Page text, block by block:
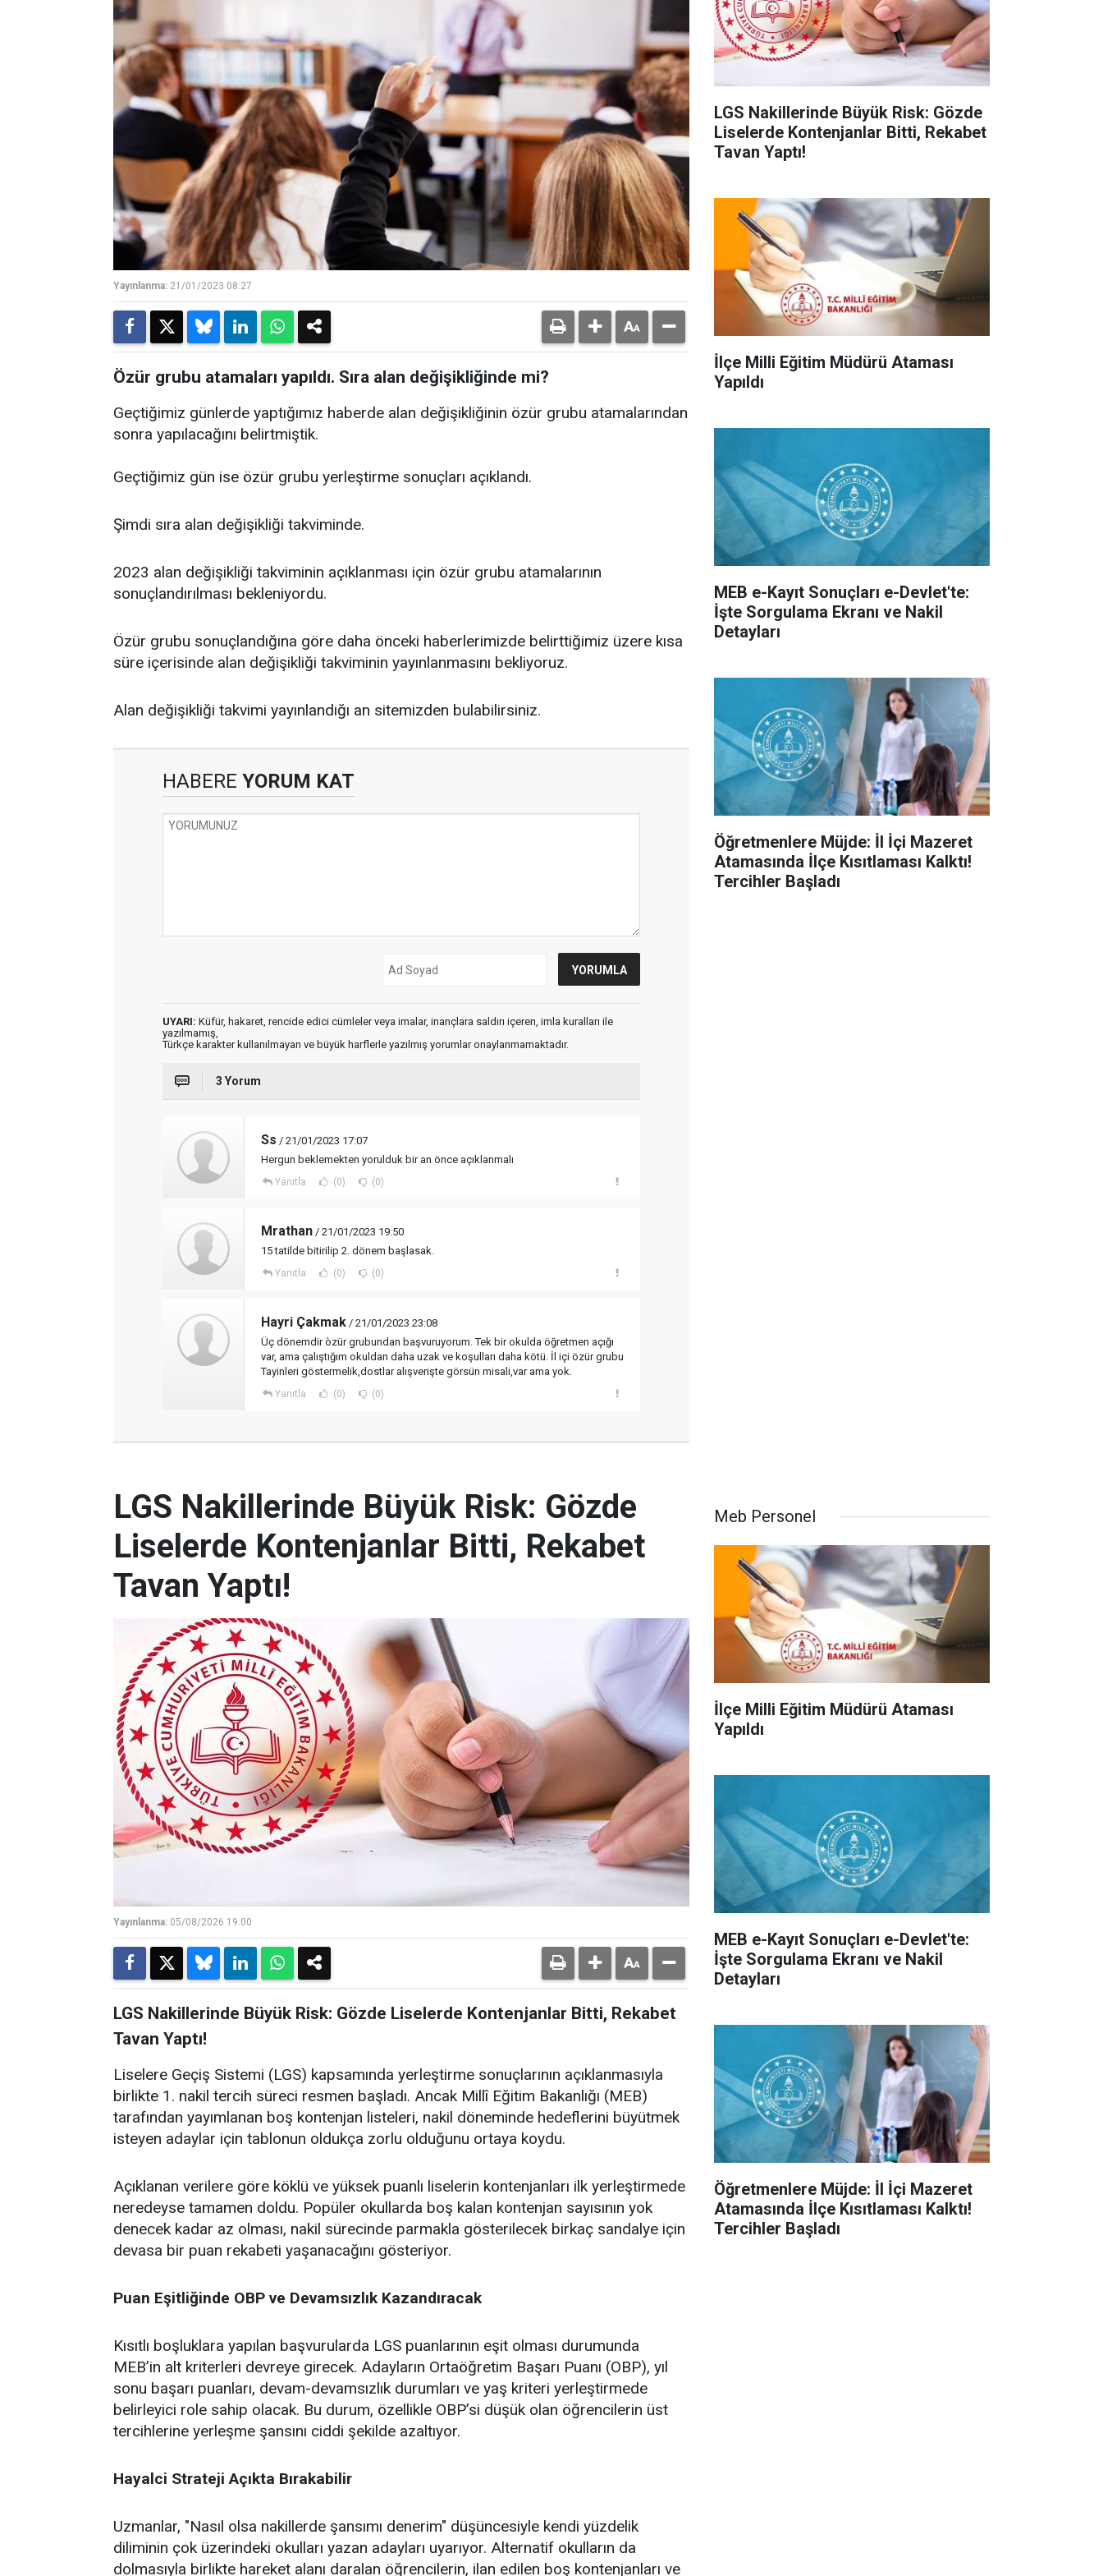
Yayınlanma: 21/01/2023 08:27
Özür grubu atamaları yapıldı. Sıra alan değişikliğinde mi?
Geçtiğimiz günlerde yaptığımız haberde alan değişikliğinin özür grubu atamalarından
sonra yapılacağını belirtmiştik.
Geçtiğimiz gün ise özür grubu yerleştirme sonuçları açıklandı.
Şimdi sıra alan değişikliği takviminde.
2023 alan değişikliği takviminin açıklanması için özür grubu atamalarının
sonuçlandırılması bekleniyordu.
Özür grubu sonuçlandığına göre daha önceki haberlerimizde belirttiğimiz üzere kısa
süre içerisinde alan değişikliği takviminin yayınlanmasını bekliyoruz.
Alan değişikliği takvimi yayınlandığı an sitemizden bulabilirsiniz.
HABERE YORUM KAT
UYARI: Küfür, hakaret, rencide edici cümleler veya imalar, inançlara saldırı içeren, imla kuralları ile
yazılmamış,
Türkçe karakter kullanılmayan ve büyük harflerle yazılmış yorumlar onaylanmamaktadır.
3 Yorum
Ss / 21/01/2023 17:07
Hergun beklemekten yorulduk bir an önce açıklanmalı
Yanıtla (0) (0)
Mrathan / 21/01/2023 19:50
15 tatilde bitirilip 2. dönem başlasak.
Yanıtla (0) (0)
Hayri Çakmak / 21/01/2023 23:08
Üç dönemdir òzür grubundan başvuruyorum. Tek bir okulda öğretmen açığı
var, ama çalıştığım okuldan daha uzak ve koşulları daha kötü. İl içi özür grubu
Tayinleri göstermelik,dostlar alışverişte görsün misali,var ama yok.
Yanıtla (0) (0)
LGS Nakillerinde Büyük Risk: Gözde
Liselerde Kontenjanlar Bitti, Rekabet
Tavan Yaptı!
İlçe Milli Eğitim Müdürü Ataması
Yapıldı
MEB e-Kayıt Sonuçları e-Devlet'te:
İşte Sorgulama Ekranı ve Nakil
Detayları
Öğretmenlere Müjde: İl İçi Mazeret
Atamasında İlçe Kısıtlaması Kalktı!
Tercihler Başladı
LGS Nakillerinde Büyük Risk: Gözde
Liselerde Kontenjanlar Bitti, Rekabet
Tavan Yaptı!
Yayınlanma: 05/08/2026 19:00
LGS Nakillerinde Büyük Risk: Gözde Liselerde Kontenjanlar Bitti, Rekabet
Tavan Yaptı!
Liselere Geçiş Sistemi (LGS) kapsamında yerleştirme sonuçlarının açıklanmasıyla
birlikte 1. nakil tercih süreci resmen başladı. Ancak Millî Eğitim Bakanlığı (MEB)
tarafından yayımlanan boş kontenjan listeleri, nakil döneminde hedeflerini büyütmek
isteyen adaylar için tablonun oldukça zorlu olduğunu ortaya koydu.
Açıklanan verilere göre köklü ve yüksek puanlı liselerin kontenjanları ilk yerleştirmede
neredeyse tamamen doldu. Popüler okullarda boş kalan kontenjan sayısının yok
denecek kadar az olması, nakil sürecinde parmakla gösterilecek birkaç sandalye için
devasa bir puan rekabeti yaşanacağını gösteriyor.
Puan Eşitliğinde OBP ve Devamsızlık Kazandıracak
Kısıtlı boşluklara yapılan başvurularda LGS puanlarının eşit olması durumunda
MEB’in alt kriterleri devreye girecek. Adayların Ortaöğretim Başarı Puanı (OBP), yıl
sonu başarı puanları, devam-devamsızlık durumları ve yaş kriteri yerleştirmede
belirleyici role sahip olacak. Bu durum, özellikle OBP’si düşük olan öğrencilerin üst
tercihlerine yerleşme şansını ciddi şekilde azaltıyor.
Hayalci Strateji Açıkta Bırakabilir
Uzmanlar, "Nasıl olsa nakillerde şansımı denerim" düşüncesiyle kendi yüzdelik
diliminin çok üzerindeki okulları yazan adayları uyarıyor. Alternatif okulların da
dolmasıyla birlikte hareket alanı daralan öğrencilerin, ilan edilen boş kontenjanları ve
Meb Personel
İlçe Milli Eğitim Müdürü Ataması
Yapıldı
MEB e-Kayıt Sonuçları e-Devlet'te:
İşte Sorgulama Ekranı ve Nakil
Detayları
Öğretmenlere Müjde: İl İçi Mazeret
Atamasında İlçe Kısıtlaması Kalktı!
Tercihler Başladı